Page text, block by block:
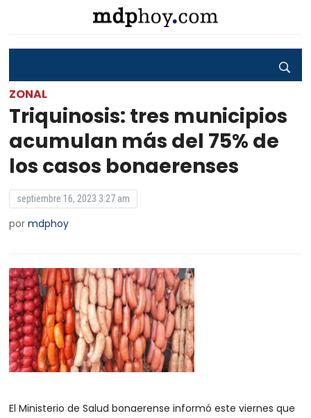
ZONAL
Triquinosis: tres municipios
acumulan más del 75% de
los casos bonaerenses
septiembre 16, 2023 3:27 am
pormdphoy
El Ministerio de Salud bonaerense informó este viernes que